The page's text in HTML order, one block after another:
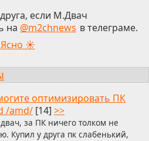
если М.Двач
на @m2chnews в телеграме.
Ясно ☀
оптимизировать ПК
/amd/ [14] >>
за ПК ничего толком не
Купил у друга пк слабенький,